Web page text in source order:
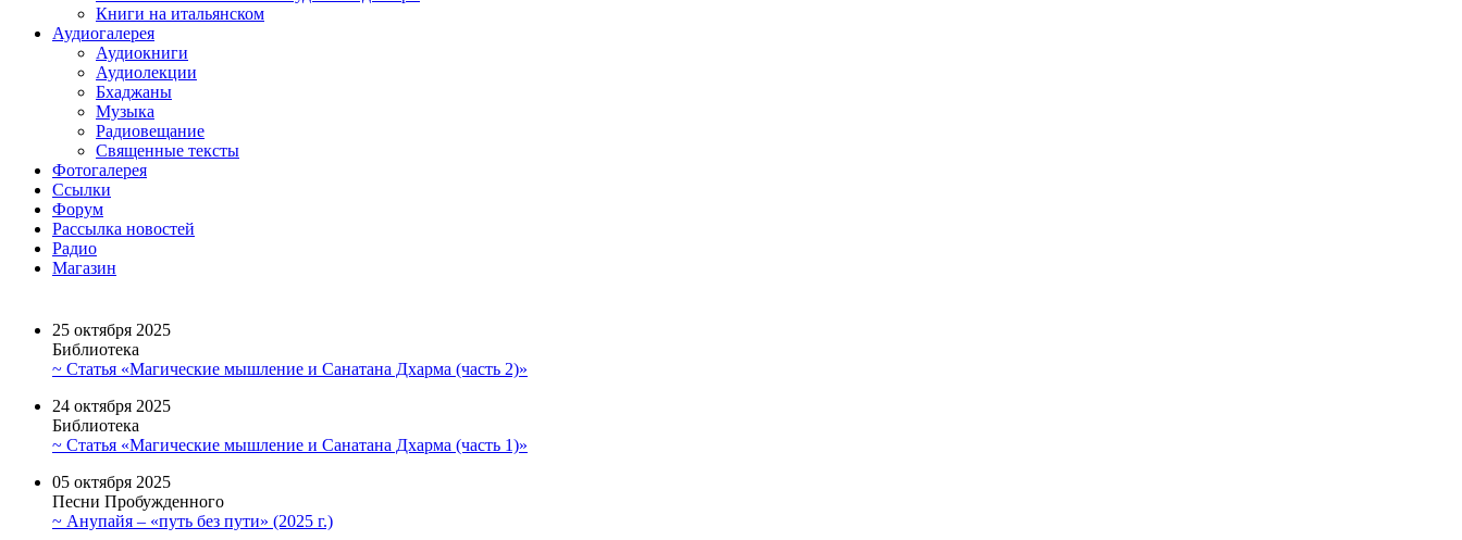
Книги на итальянском
Аудиогалерея
Аудиокниги
Аудиолекции
Бхаджаны
Музыка
Радиовещание
Священные тексты
Фотогалерея
Ссылки
Форум
Рассылка новостей
Радио
Магазин
25 октября 2025
Библиотека
~ Статья «Магические мышление и Санатана Дхарма (часть 2)»
24 октября 2025
Библиотека
~ Статья «Магические мышление и Санатана Дхарма (часть 1)»
05 октября 2025
Песни Пробужденного
~ Анупайя – «путь без пути» (2025 г.)